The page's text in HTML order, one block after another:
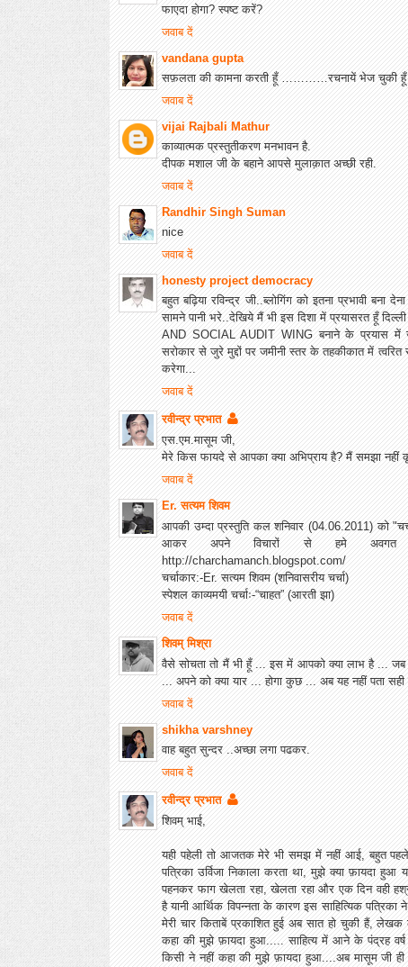
फाएदा होगा? स्पष्ट करें?
जवाब दें
vandana gupta
सफ़लता की कामना करती हूँ …………रचनायें भेज चुकी
जवाब दें
vijai Rajbali Mathur
काव्यात्मक प्रस्तुतीकरण मनभावन है.
दीपक मशाल जी के बहाने आपसे मुलाक़ात अच्छी रही.
जवाब दें
Randhir Singh Suman
nice
जवाब दें
honesty project democracy
बहुत बढ़िया रविन्द्र जी..ब्लोगिंग को इतना प्रभावी
सामने पानी भरे..देखिये मैं भी इस दिशा में प्रयासरत हूँ
AND SOCIAL AUDIT WING बनाने के प्रयास में
सरोकार से जुरे मुद्दों पर जमीनी स्तर के तहकीकात में त्वरित
करेगा...
जवाब दें
रवीन्द्र प्रभात
एस.एम.मासूम जी,
मेरे किस फायदे से आपका क्या अभिप्राय है? मैं समझा नहीं
जवाब दें
Er. सत्यम शिवम
आपकी उम्दा प्रस्तुति कल शनिवार (04.06.2011) को
आकर अपने विचारों से हमे अवगत
http://charchamanch.blogspot.com/
चर्चाकार:-Er. सत्यम शिवम (शनिवासरीय चर्चा)
स्पेशल काव्यमयी चर्चाः-“चाहत” (आरती झा)
जवाब दें
शिवम् मिश्रा
वैसे सोचता तो मैं भी हूँ ... इस में आपको क्या लाभ है ...
... अपने को क्या यार ... होगा कुछ ... अब यह नहीं पता
जवाब दें
shikha varshney
वाह बहुत सुन्दर ..अच्छा लगा पढकर.
जवाब दें
रवीन्द्र प्रभात
शिवम् भाई,
यही पहेली तो आजतक मेरे भी समझ में नहीं आई, बहुत
पत्रिका उर्विजा निकाला करता था, मुझे क्या फ़ायदा
पहनकर फाग खेलता रहा, खेलता रहा और एक दिन वही
है यानी आर्थिक विपन्नता के कारण इस साहित्यिक
मेरी चार किताबें प्रकाशित हुई अब सात हो चुकी हैं, लेखक
कहा की मुझे फ़ायदा हुआ..... साहित्य में आने के पंद्रह वर्ष
किसी ने नहीं कहा की मुझे फ़ायदा हुआ....अब मासूम जी